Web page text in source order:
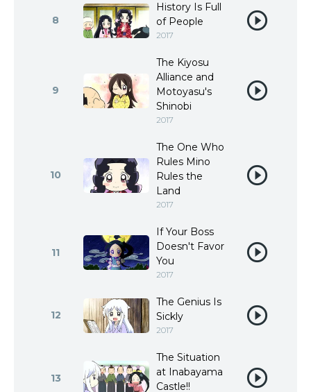
8
History Is Full
of People
2017
9
The Kiyosu
Alliance and
Motoyasu's
Shinobi
2017
10
The One Who
Rules Mino
Rules the
Land
2017
11
If Your Boss
Doesn't Favor
You
2017
12
The Genius Is
Sickly
2017
13
The Situation
at Inabayama
Castle!!